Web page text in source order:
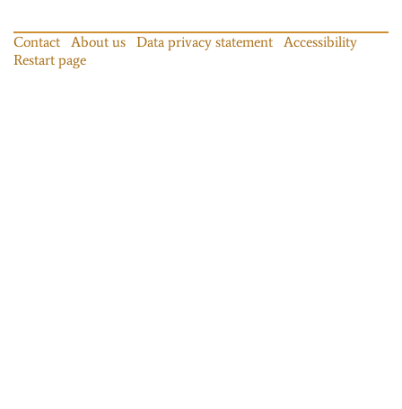
Contact About us Data privacy statement
Accessibility
Restart page